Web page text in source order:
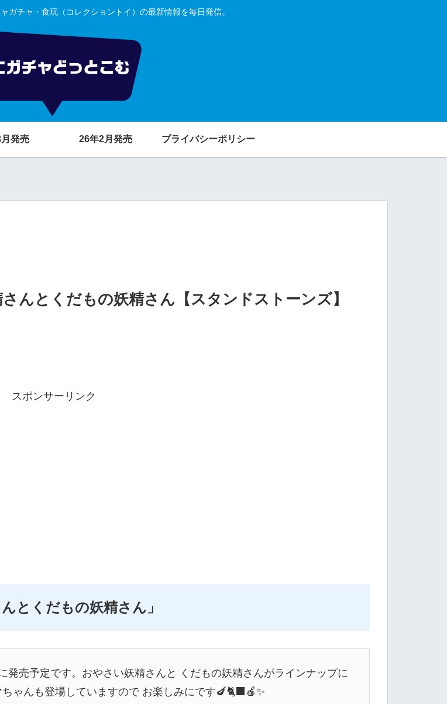
ガチャ・食玩（コレクショントイ）の最新情報を毎日発信。
発売 26年2月発売 プライバシーポリシー
んとくだもの妖精さん【スタンドストーンズ】
スポンサーリンク
とくだもの妖精さん」
発売予定です。おやさい妖精さんと くだもの妖精さんがラインナップに
ゃんも登場していますので お楽しみにです🍆🐈‍⬛🍎✨